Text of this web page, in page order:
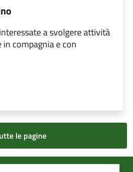
a svolgere attività
compagnia e con
le pagine